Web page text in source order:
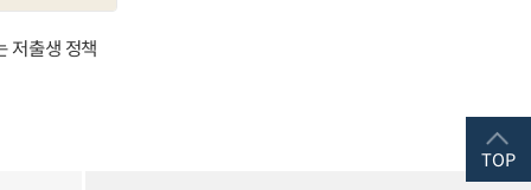
저출생 정책
TOP